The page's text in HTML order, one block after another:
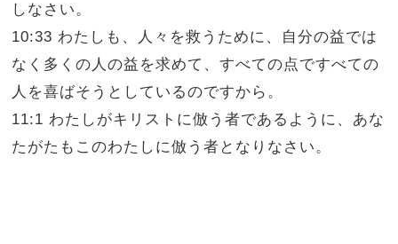
しなさい。
10:33 わたしも、人々を救うために、自分の益では
なく多くの人の益を求めて、すべての点ですべての
人を喜ばそうとしているのですから。
11:1 わたしがキリストに倣う者であるように、あな
たがたもこのわたしに倣う者となりなさい。